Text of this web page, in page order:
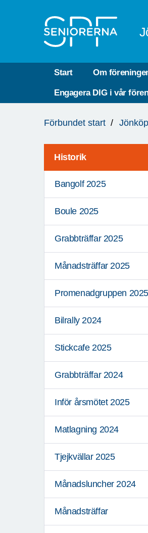
Start Om
Engagera DIG i vår
är
Förbundet start
Historik
Bangolf 2025
Boule 2025
Grabbträffar 2025
Månadsträffar 2025
Promenadgruppen 2025
Bilrally 2024
Stickcafe 2025
Grabbträffar 2024
Inför årsmötet 2025
Matlagning 2024
Tjejkvällar 2025
Månadsluncher 2024
Månadsträffar